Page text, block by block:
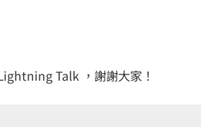
Talk ，謝謝大家！